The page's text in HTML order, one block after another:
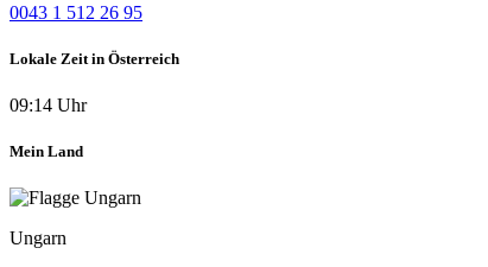
0043 1 512 26 95
Lokale Zeit in Österreich
09:14 Uhr
Mein Land
Ungarn